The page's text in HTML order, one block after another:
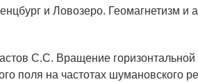
и Ловозеро. Геомагнетизм
С.С. Вращение горизонтальной
поля на частотах шумановского